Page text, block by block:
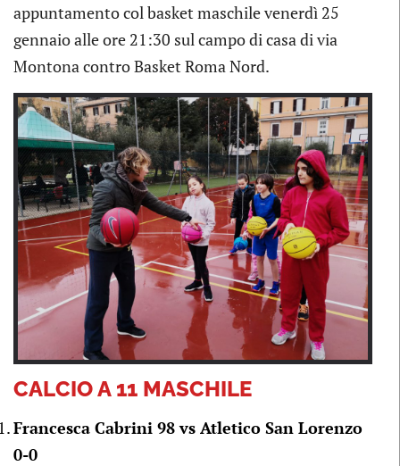
appuntamento col basket maschile venerdì 25
gennaio alle ore 21:30 sul campo di casa di via
Montona contro Basket Roma Nord.
CALCIO A 11 MASCHILE
Francesca Cabrini 98 vs Atletico San Lorenzo
0-0